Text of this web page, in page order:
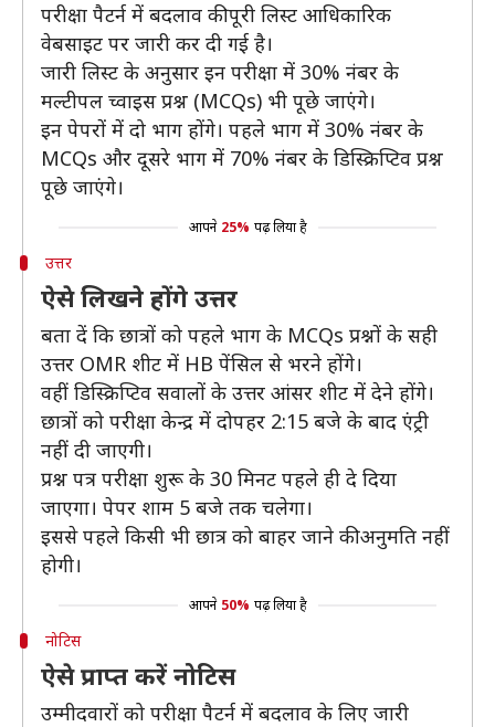
परीक्षा पैटर्न में बदलाव की पूरी लिस्ट आधिकारिक
वेबसाइट पर जारी कर दी गई है।
जारी लिस्ट के अनुसार इन परीक्षा में 30% नंबर के
मल्टीपल च्वाइस प्रश्न (MCQs) भी पूछे जाएंगे।
इन पेपरों में दो भाग होंगे। पहले भाग में 30% नंबर के
MCQs और दूसरे भाग में 70% नंबर के डिस्क्रिप्टिव प्रश्न
पूछे जाएंगे।
आपने 25% पढ़ लिया है
उत्तर
ऐसे लिखने होंगे उत्तर
बता दें कि छात्रों को पहले भाग के MCQs प्रश्नों के सही
उत्तर OMR शीट में HB पेंसिल से भरने होंगे।
वहीं डिस्क्रिप्टिव सवालों के उत्तर आंसर शीट में देने होंगे।
छात्रों को परीक्षा केन्द्र में दोपहर 2:15 बजे के बाद एंट्री
नहीं दी जाएगी।
प्रश्न पत्र परीक्षा शुरू के 30 मिनट पहले ही दे दिया
जाएगा। पेपर शाम 5 बजे तक चलेगा।
इससे पहले किसी भी छात्र को बाहर जाने की अनुमति नहीं
होगी।
आपने 50% पढ़ लिया है
नोटिस
ऐसे प्राप्त करें नोटिस
उम्मीदवारों को परीक्षा पैटर्न में बदलाव के लिए जारी